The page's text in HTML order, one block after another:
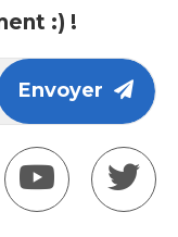
:) !
Envoyer